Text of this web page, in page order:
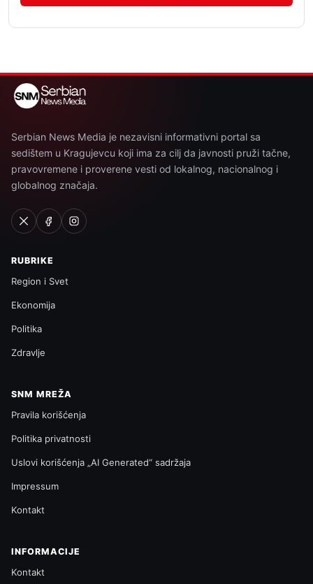
Serbian News Media je nezavisni informativni portal sa
sedištem u Kragujevcu koji ima za cilj da javnosti pruži tačne,
pravovremene i proverene vesti od lokalnog, nacionalnog i
globalnog značaja.
RUBRIKE
Region i Svet
Ekonomija
Politika
Zdravlje
SNM MREŽA
Pravila korišćenja
Politika privatnosti
Uslovi korišćenja „AI Generated“ sadržaja
Impressum
Kontakt
INFORMACIJE
Kontakt